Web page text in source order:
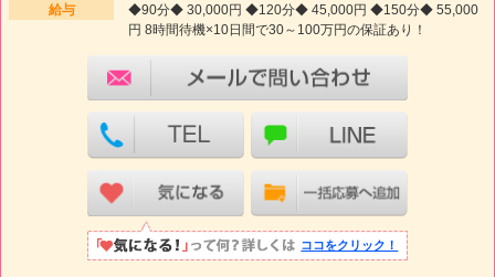
給与
◆90分◆ 30,000円 ◆120分◆ 45,000円 ◆150分◆ 55,000
円 8時間待機×10日間で30～100万円の保証あり！
ココをクリック！